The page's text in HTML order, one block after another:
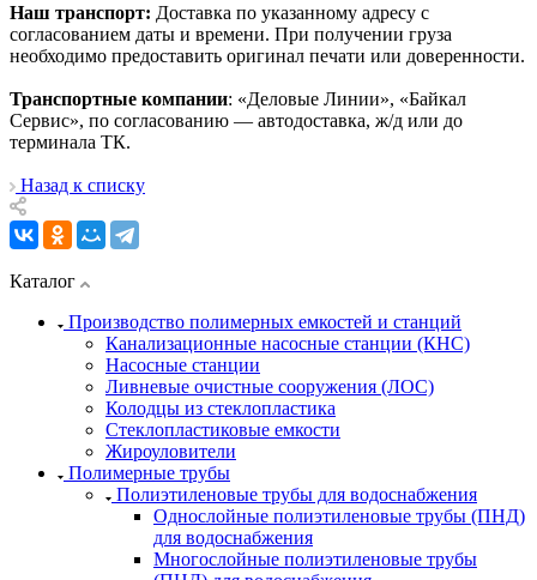
Наш транспорт: Доставка по указанному адресу с
согласованием даты и времени. При получении груза
необходимо предоставить оригинал печати или доверенности.
Транспортные компании: «Деловые Линии», «Байкал
Сервис», по согласованию — автодоставка, ж/д или до
терминала ТК.
Назад к списку
Каталог
Производство полимерных емкостей и станций
Канализационные насосные станции (КНС)
Насосные станции
Ливневые очистные сооружения (ЛОС)
Колодцы из стеклопластика
Стеклопластиковые емкости
Жироуловители
Полимерные трубы
Полиэтиленовые трубы для водоснабжения
Однослойные полиэтиленовые трубы (ПНД)
для водоснабжения
Многослойные полиэтиленовые трубы